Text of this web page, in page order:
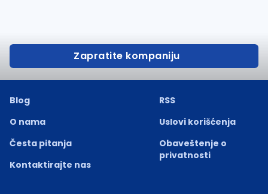
Zapratite kompaniju
Blog
O nama
Česta pitanja
Kontaktirajte nas
RSS
Uslovi korišćenja
Obaveštenje o
privatnosti